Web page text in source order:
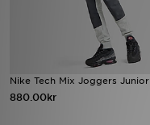
Nike Tech Mix Joggers Junior
880.00kr